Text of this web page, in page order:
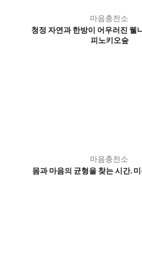
마음충전소
청정 자연과 한방이 어우러진 웰
피노키오숲
마음충전소
몸과 마음의 균형을 찾는 시간.